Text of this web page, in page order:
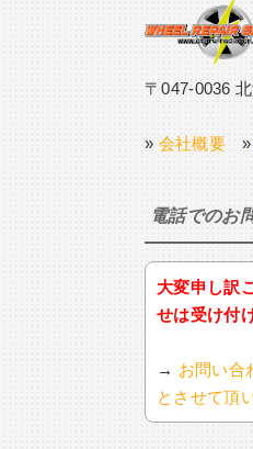
〒047-0036
»会社概要»
電話でのお
大変申し訳
せは受け付
→ お問い合
とさせて頂